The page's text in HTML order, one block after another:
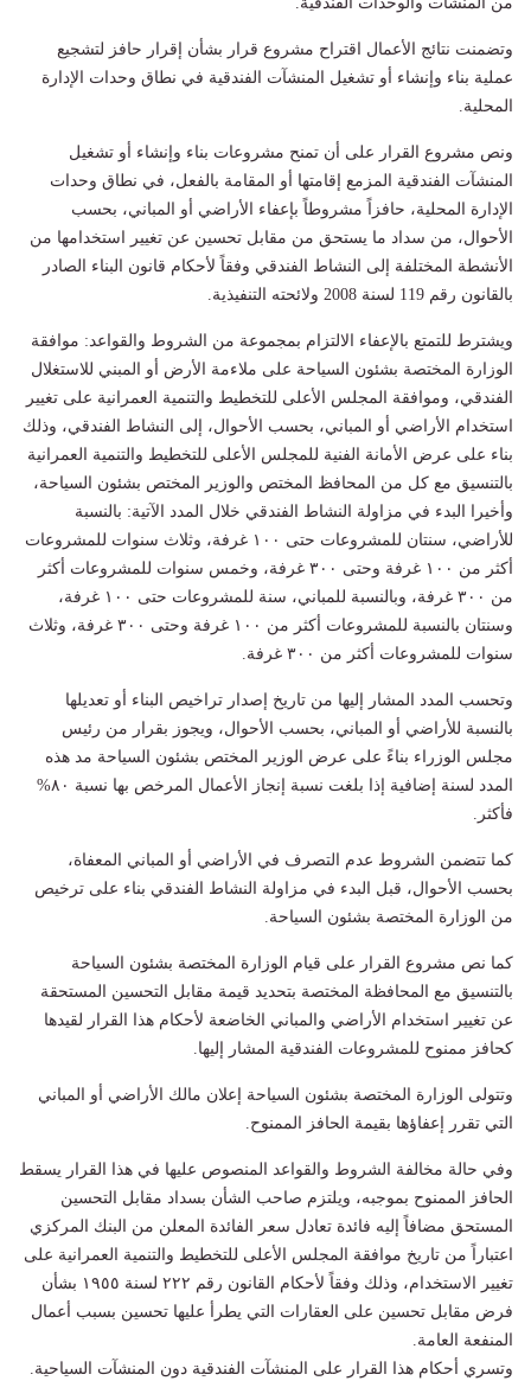
وتضمنت نتائج الأعمال اقتراح مشروع قرار بشأن إقرار حافز لتشجيع
عملية بناء وإنشاء أو تشغيل المنشآت الفندقية في نطاق وحدات الإدارة
المحلية.
ونص مشروع القرار على أن تمنح مشروعات بناء وإنشاء أو تشغيل
المنشآت الفندقية المزمع إقامتها أو المقامة بالفعل، في نطاق وحدات
الإدارة المحلية، حافزاً مشروطاً بإعفاء الأراضي أو المباني، بحسب
الأحوال، من سداد ما يستحق من مقابل تحسين عن تغيير استخدامها من
الأنشطة المختلفة إلى النشاط الفندقي وفقاً لأحكام قانون البناء الصادر
بالقانون رقم 119 لسنة 2008 ولائحته التنفيذية.
ويشترط للتمتع بالإعفاء الالتزام بمجموعة من الشروط والقواعد: موافقة
الوزارة المختصة بشئون السياحة على ملاءمة الأرض أو المبني للاستغلال
الفندقي، وموافقة المجلس الأعلى للتخطيط والتنمية العمرانية على تغيير
استخدام الأراضي أو المباني، بحسب الأحوال، إلى النشاط الفندقي، وذلك
بناء على عرض الأمانة الفنية للمجلس الأعلى للتخطيط والتنمية العمرانية
بالتنسيق مع كل من المحافظ المختص والوزير المختص بشئون السياحة،
وأخيرا البدء في مزاولة النشاط الفندقي خلال المدد الآتية: بالنسبة
للأراضي، سنتان للمشروعات حتى ۱۰۰ غرفة، وثلاث سنوات للمشروعات
أكثر من ۱۰۰ غرفة وحتى ۳۰۰ غرفة، وخمس سنوات للمشروعات أكثر
من ٣٠٠ غرفة، وبالنسبة للمباني، سنة للمشروعات حتى ۱۰۰ غرفة،
وسنتان بالنسبة للمشروعات أكثر من ۱۰۰ غرفة وحتى ۳۰۰ غرفة، وثلاث
سنوات للمشروعات أكثر من ۳۰۰ غرفة.
وتحسب المدد المشار إليها من تاريخ إصدار تراخيص البناء أو تعديلها
بالنسبة للأراضي أو المباني، بحسب الأحوال، ويجوز بقرار من رئيس
مجلس الوزراء بناءً على عرض الوزير المختص بشئون السياحة مد هذه
المدد لسنة إضافية إذا بلغت نسبة إنجاز الأعمال المرخص بها نسبة ٨٠%
فأكثر.
كما تتضمن الشروط عدم التصرف في الأراضي أو المباني المعفاة،
بحسب الأحوال، قبل البدء في مزاولة النشاط الفندقي بناء على ترخيص
من الوزارة المختصة بشئون السياحة.
كما نص مشروع القرار على قيام الوزارة المختصة بشئون السياحة
بالتنسيق مع المحافظة المختصة بتحديد قيمة مقابل التحسين المستحقة
عن تغيير استخدام الأراضي والمباني الخاضعة لأحكام هذا القرار لقيدها
كحافز ممنوح للمشروعات الفندقية المشار إليها.
وتتولى الوزارة المختصة بشئون السياحة إعلان مالك الأراضي أو المباني
التي تقرر إعفاؤها بقيمة الحافز الممنوح.
وفي حالة مخالفة الشروط والقواعد المنصوص عليها في هذا القرار يسقط
الحافز الممنوح بموجبه، ويلتزم صاحب الشأن بسداد مقابل التحسين
المستحق مضافاً إليه فائدة تعادل سعر الفائدة المعلن من البنك المركزي
اعتباراً من تاريخ موافقة المجلس الأعلى للتخطيط والتنمية العمرانية على
تغيير الاستخدام، وذلك وفقاً لأحكام القانون رقم ٢٢٢ لسنة ١٩٥٥ بشأن
فرض مقابل تحسين على العقارات التي يطرأ عليها تحسين بسبب أعمال
المنفعة العامة.
وتسري أحكام هذا القرار على المنشآت الفندقية دون المنشآت السياحية.